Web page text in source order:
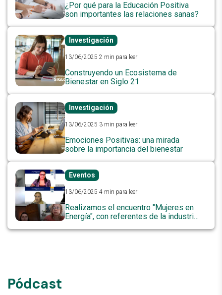
¿Por qué para la Educación Positiva
son importantes las relaciones sanas?
Investigación
13/06/2025 2 min para leer
Construyendo un Ecosistema de
Bienestar en Siglo 21
Investigación
13/06/2025 3 min para leer
Emociones Positivas: una mirada
sobre la importancia del bienestar
Eventos
13/06/2025 4 min para leer
Realizamos el encuentro "Mujeres en
Energía", con referentes de la industria
Pódcast